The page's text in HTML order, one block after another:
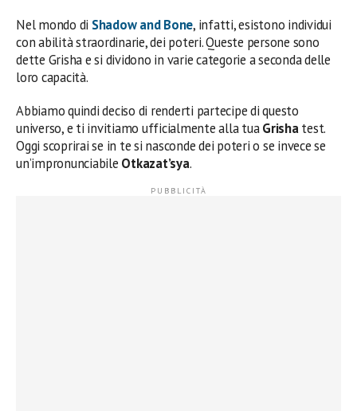
Nel mondo di Shadow and Bone, infatti, esistono individui
con abilità straordinarie, dei poteri. Queste persone sono
dette Grisha e si dividono in varie categorie a seconda delle
loro capacità.
Abbiamo quindi deciso di renderti partecipe di questo
universo, e ti invitiamo ufficialmente alla tuaGrishatest.
Oggi scoprirai se in te si nasconde dei poteri o se invece se
un’impronunciabile Otkazat’sya.